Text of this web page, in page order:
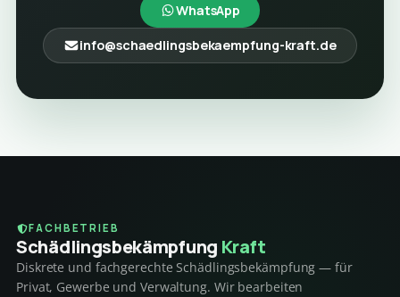
WhatsApp
info@schaedlingsbekaempfung-kraft.de
FACHBETRIEB
Schädlings­bekämpfung Kraft
Diskrete und fachgerechte Schädlingsbekämpfung — für
Privat, Gewerbe und Verwaltung. Wir bearbeiten